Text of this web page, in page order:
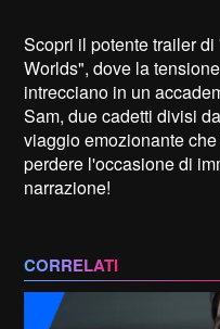
Scopri il potente trailer
Worlds", dove la
intrecciano in un
Sam, due cadetti divisi
viaggio emozionante
perdere l'occasione di
narrazione!
CORRELATI